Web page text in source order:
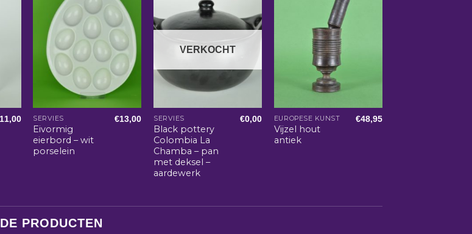
SERVIES
Eivormig
eierbord – wit
porselein
€13,00
VERKOCHT
SERVIES
Black pottery
Colombia La
Chamba – pan
met deksel –
aardewerk
€0,00 EUROPESE KUNST
Vijzel hout
antiek
€48,95
PRODUCTEN